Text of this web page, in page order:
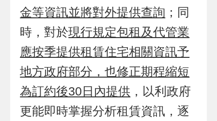
金等資訊並將對外提供查詢 ；同
時，對於現行規定包租及代管業
應按季提供租賃住宅相關資訊予
地方政府部分，也修正期程縮短
為訂約後30日內提供 ，以利政府
更能即時掌握分析租賃資訊，逐